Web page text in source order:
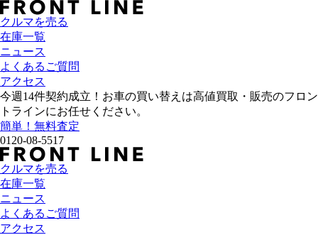
クルマを売る
在庫一覧
ニュース
よくあるご質問
アクセス
今週 14件契約成立！お車の買い替えは高値買取・販売のフロン
トラインにお任せください。
簡単！無料査定
0120-08-5517
クルマを売る
在庫一覧
ニュース
よくあるご質問
アクセス